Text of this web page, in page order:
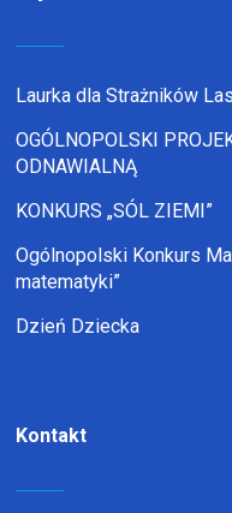
Laurka dla Strażników
OGÓLNOPOLSKI
ODNAWIALNĄ
KONKURS „SÓL ZIEMI”
Ogólnopolski Konkurs
matematyki”
Dzień Dziecka
Kontakt